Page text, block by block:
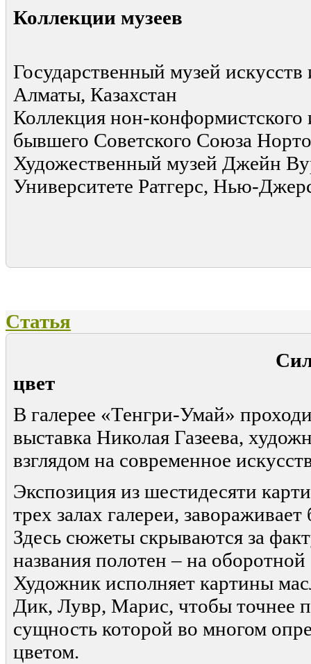
Коллекции музеев
Государственный музей
Алматы, Казахстан
Коллекция нон-конформистского
бывшего Советского Союза
Художественный музей Джейн
Университете Ратгерс, Нью-
Статья
Сила,
цвет
В галерее «Тенгри-Умай»
выставка Николая Газеева,
взглядом на современное
Экспозиция из шестидесяти
трех залах галереи,
Здесь сюжеты скрываются за
названия полотен – на оборотной
Художник исполняет картины
Дик, Лувр, Марис, чтобы точнее
сущность которой во многом
цветом.